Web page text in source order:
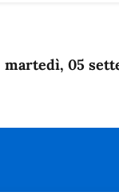
martedì, 05